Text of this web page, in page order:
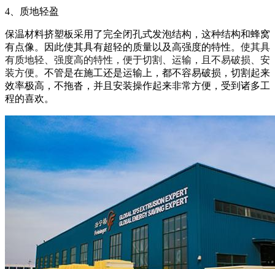
4、质地轻盈
保温材料挤塑板采用了完全闭孔式发泡结构，这种结构和蜂窝
有点像。因此使其具有超轻的质量以及高强度的特性。 使其具
有质地轻、强度高的特性，便于切割、运输，且不易破损、安
装方便。 不管是在施工还是运输上，都不容易破损，切割起来
效率极高，不拖沓，并且安装操作起来非常方便，受到诸多工
程的喜欢。